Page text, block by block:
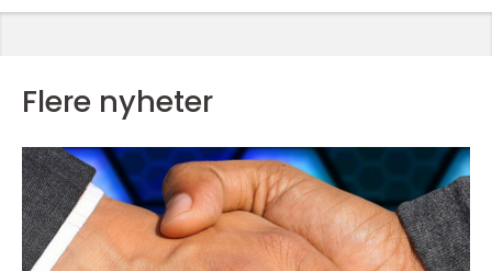
Flere nyheter